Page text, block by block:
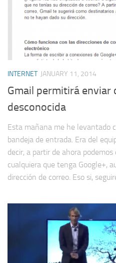
INTERNET JANUARY 11, 2014
Gmail permitirá enviar
desconocida
Esta mañana me he levantado
bandeja de entrada. Era del
decir, a partir de ahora
cualquiera que tenga Google+,
dirección de correo. Eso si,